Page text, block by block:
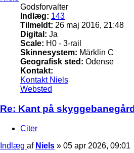
Godsforvalter
Indlæg: 143
Tilmeldt: 26 maj 2016, 21:48
Digital: Ja
Scale: H0 - 3-rail
Skinnesystem: Märklin C
Geografisk sted: Odense
Kontakt:
Kontakt Niels
Websted
Re: Kant på skyggebanegård
Citer
Indlæg af Niels » 05 apr 2026, 09:01